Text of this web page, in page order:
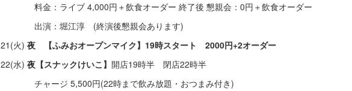
料金：ライブ 4,000円＋飲食オーダー 終了後 懇親会：0円＋飲食オーダー
出演：堀江淳 (終演後懇親会あります)
21(火) 夜 【ふみおオープンマイク】19時スタート 2000円+2オーダー
22(水) 夜【スナックけいこ】 開店19時半 閉店22時半
チャージ 5,500円(22時まで飲み放題・おつまみ付き)